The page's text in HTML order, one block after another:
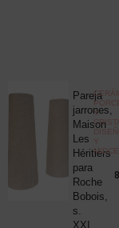
Pareja
jarrones,
Maison
Les
Héritiers
para
Roche
Bobois,
s.
XXI
Y
Y